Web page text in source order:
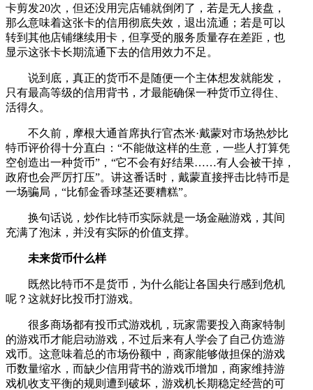
卡剪发20次，但还没用完店铺就倒闭了，若是无人接盘，
那么意味着这张卡的信用彻底失效，退出流通；若是可以
转到其他店铺继续用卡，但享受的服务质量存在差距，也
显示这张卡长期流通下去的信用效力不足。
说到底，真正的货币不是随便一个主体想发就能发，
只有最高等级的信用背书，才最能确保一种货币立得住、
活得久。
不久前，摩根大通首席执行官杰米·戴蒙对市场热炒比
特币评价得十分直白：“不能做这样的生意，一些人打算凭
空创造出一种货币”，“它不会有好结果……有人会被干掉，
政府也会严厉打压”。讲这番话时，戴蒙直接抨击比特币是
一场骗局，“比郁金香球茎还要糟糕”。
换句话说，炒作比特币实际就是一场金融游戏，其间
充满了泡沫，并没有实际的价值支撑。
未来货币什么样
既然比特币不是货币，为什么能让各国央行感到危机
呢？这就好比投币打游戏。
很多商场都有投币式游戏机，玩家需要投入商家特制
的游戏币才能启动游戏，不过后来有人学会了自己仿造游
戏币。这意味着总的市场份额中，商家能够做担保的游戏
币数量缩水，而缺少信用背书的游戏币增加，商家维持游
戏机收支平衡的规则遭到破坏，游戏机长期稳定经营的可